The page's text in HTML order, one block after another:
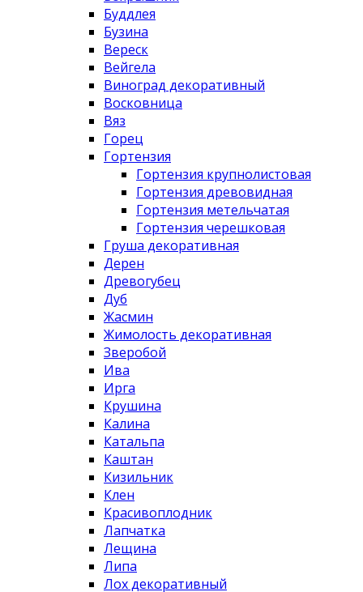
Буддлея
Бузина
Вереск
Вейгела
Виноград декоративный
Восковница
Вяз
Горец
Гортензия
Гортензия крупнолистовая
Гортензия древовидная
Гортензия метельчатая
Гортензия черешковая
Груша декоративная
Дерен
Древогубец
Дуб
Жасмин
Жимолость декоративная
Зверобой
Ива
Ирга
Крушина
Калина
Катальпа
Каштан
Кизильник
Клен
Красивоплодник
Лапчатка
Лещина
Липа
Лох декоративный